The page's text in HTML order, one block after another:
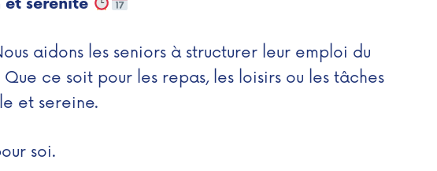
sérénité
aidons les seniors à structurer leur emploi du
Que ce soit pour les repas, les loisirs ou les tâches
et sereine.
soi.